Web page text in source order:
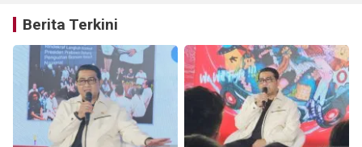
Berita Terkini